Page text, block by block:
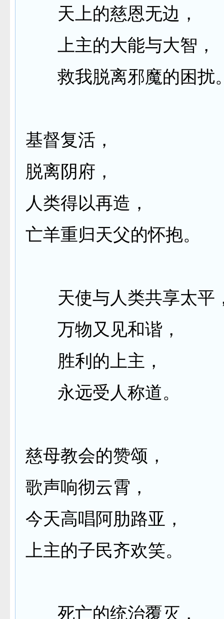
天上的慈恩无边，
上主的大能与大智，
救我脱离邪魔的困扰
基督复活，
脱离阴府，
人类得以再造，
亡羊重归天父的怀抱。
天使与人类共享太平
万物又见和谐，
胜利的上主，
永远受人称道。
慈母教会的赞颂，
歌声响彻云霄，
今天高唱阿肋路亚，
上主的子民齐欢笑。
死亡的统治覆灭，